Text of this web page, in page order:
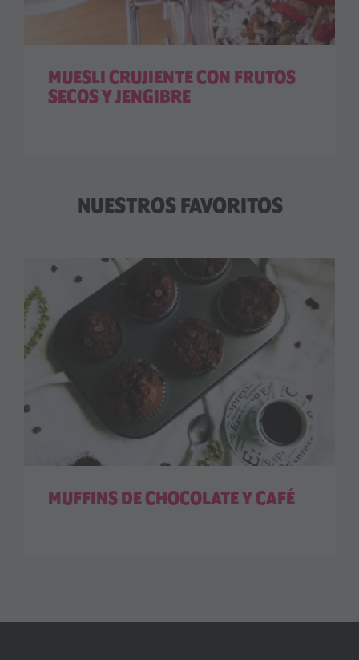
MUESLI CRUJIENTE CON FRUTOS
SECOS Y JENGIBRE
NUESTROS FAVORITOS
MUFFINS DE CHOCOLATE Y CAFÉ